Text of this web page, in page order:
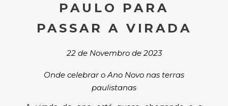
PAULO PARA
PASSAR A VIRADA
22 de Novembro de 2023
Onde celebrar o Ano Novo nas terras
paulistanas